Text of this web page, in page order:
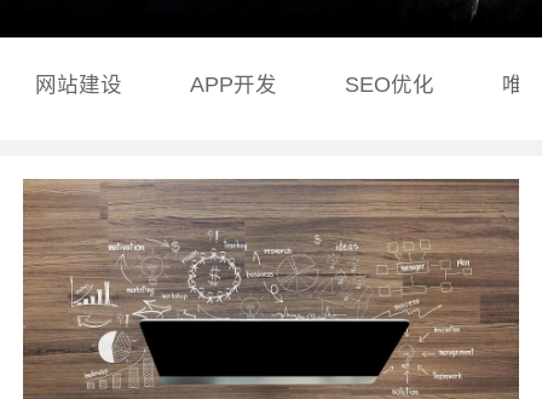
网站建设 APP开发 SEO优化 唯